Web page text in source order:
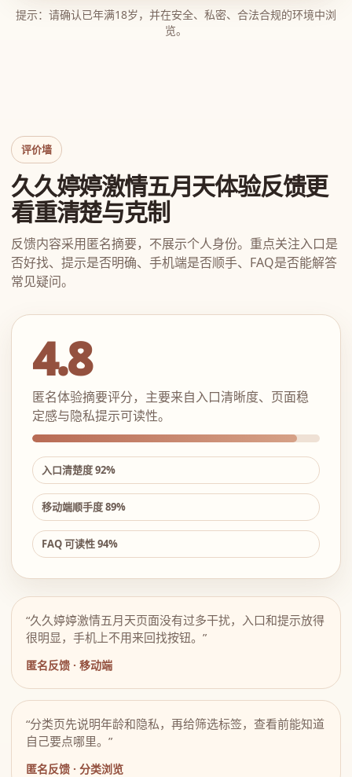
提示：请确认已年满18岁，并在安全、私密、合法合规的环境中浏
览。
评价墙
久久婷婷激情五月天体验反馈更
看重清楚与克制
反馈内容采用匿名摘要，不展示个人身份。重点关注入口是
否好找、提示是否明确、手机端是否顺手、FAQ是否能解答
常见疑问。
4.8
匿名体验摘要评分，主要来自入口清晰度、页面稳
定感与隐私提示可读性。
入口清楚度 92%
移动端顺手度 89%
FAQ 可读性 94%
“久久婷婷激情五月天页面没有过多干扰，入口和提示放得
很明显，手机上不用来回找按钮。”
匿名反馈 · 移动端
“分类页先说明年龄和隐私，再给筛选标签，查看前能知道
自己要点哪里。”
匿名反馈 · 分类浏览